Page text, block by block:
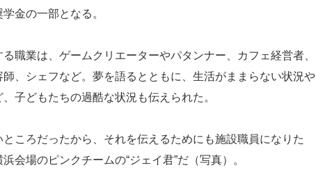
金の一部となる。
職業は、ゲームクリエーターやパタンナー、カフェ経営者、
、シェフなど。夢を語るとともに、生活がままらない状況や
子どもたちの過酷な状況も伝えられた。
ところだったから、それを伝えるためにも施設職員になりた
会場のピンクチームの“ジェイ君”だ（写真）。